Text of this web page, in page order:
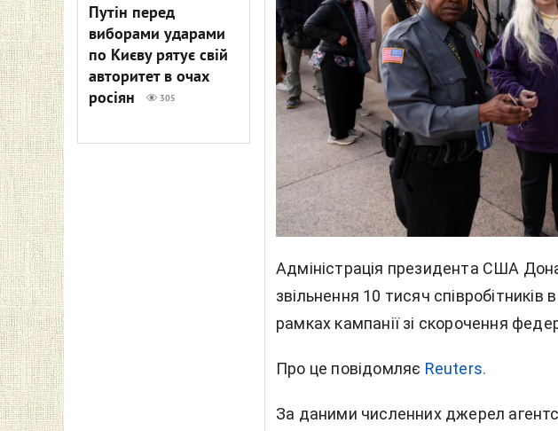
Путін перед
виборами ударами
по Києву рятує свій
авторитет в очах
росіян
305
Адміністрація президента США
звільнення 10 тисяч
рамках кампанії зі скорочення
Про це повідомляє Reuters.
За даними численних джерел